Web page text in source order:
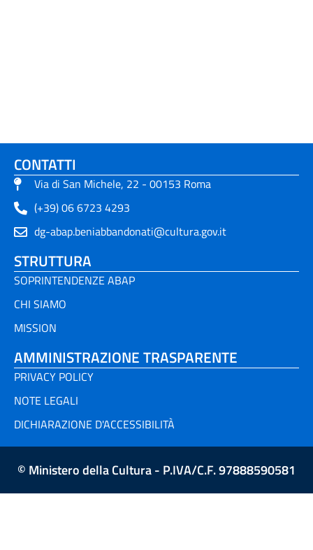
CONTATTI
Via di San Michele, 22 - 00153 Roma
(+39) 06 6723 4293
dg-abap.beniabbandonati@cultura.gov.it
STRUTTURA
SOPRINTENDENZE ABAP
CHI SIAMO
MISSION
AMMINISTRAZIONE TRASPARENTE
PRIVACY POLICY
NOTE LEGALI
DICHIARAZIONE D'ACCESSIBILITÀ
© Ministero della Cultura - P.IVA/C.F. 97888590581